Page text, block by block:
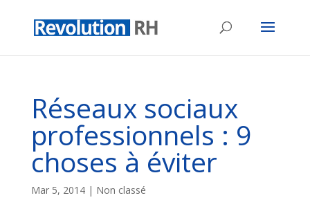
Réseaux sociaux
professionnels : 9
choses à éviter
Mar 5, 2014| Non classé